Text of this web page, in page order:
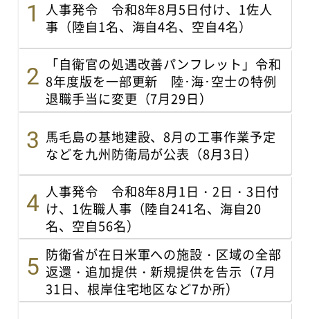
人事発令 令和8年8月5日付け、1佐人
事（陸自1名、海自4名、空自4名）
「自衛官の処遇改善パンフレット」令和
8年度版を一部更新 陸･海･空士の特例
退職手当に変更（7月29日）
馬毛島の基地建設、8月の工事作業予定
などを九州防衛局が公表（8月3日）
人事発令 令和8年8月1日・2日・3日付
け、1佐職人事（陸自241名、海自20
名、空自56名）
防衛省が在日米軍への施設・区域の全部
返還・追加提供・新規提供を告示（7月
31日、根岸住宅地区など7か所）